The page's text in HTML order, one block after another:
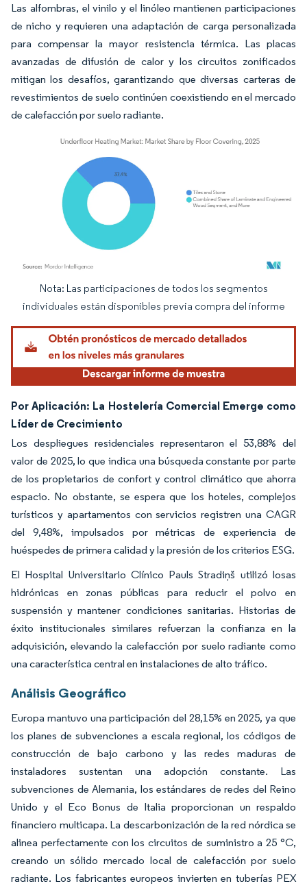
Las alfombras, el vinilo y el linóleo mantienen participaciones
de nicho y requieren una adaptación de carga personalizada
para compensar la mayor resistencia térmica. Las placas
avanzadas de difusión de calor y los circuitos zonificados
mitigan los desafíos, garantizando que diversas carteras de
revestimientos de suelo continúen coexistiendo en el mercado
de calefacción por suelo radiante.
Imagen © Mordor Intelligence. El uso requiere atribución según CC BY 4.0.
Nota: Las participaciones de todos los segmentos
individuales están disponibles previa compra del informe
Por Aplicación: La Hostelería Comercial Emerge como
Líder de Crecimiento
Los despliegues residenciales representaron el 53,88% del
valor de 2025, lo que indica una búsqueda constante por parte
de los propietarios de confort y control climático que ahorra
espacio. No obstante, se espera que los hoteles, complejos
turísticos y apartamentos con servicios registren una CAGR
del 9,48%, impulsados por métricas de experiencia de
huéspedes de primera calidad y la presión de los criterios ESG.
El Hospital Universitario Clínico Pauls Stradiņš utilizó losas
hidrónicas en zonas públicas para reducir el polvo en
suspensión y mantener condiciones sanitarias. Historias de
éxito institucionales similares refuerzan la confianza en la
adquisición, elevando la calefacción por suelo radiante como
una característica central en instalaciones de alto tráfico.
Análisis Geográfico
Europa mantuvo una participación del 28,15% en 2025, ya que
los planes de subvenciones a escala regional, los códigos de
construcción de bajo carbono y las redes maduras de
instaladores sustentan una adopción constante. Las
subvenciones de Alemania, los estándares de redes del Reino
Unido y el Eco Bonus de Italia proporcionan un respaldo
financiero multicapa. La descarbonización de la red nórdica se
alinea perfectamente con los circuitos de suministro a 25 °C,
creando un sólido mercado local de calefacción por suelo
radiante. Los fabricantes europeos invierten en tuberías PEX